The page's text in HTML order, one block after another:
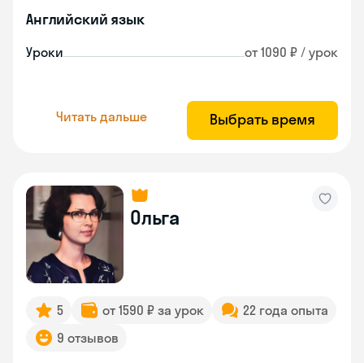
Английский язык
Уроки от 1090 ₽ / урок
Читать дальше Выбрать время
Ольга
5 от 1590 ₽ за урок
22 года опыта
9 отзывов